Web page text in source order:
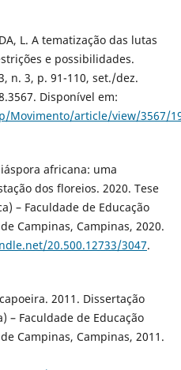
L. A tematização das lutas
e possibilidades.
n. 3, p. 91-110, set./dez.
Disponível em:
Movimento/article/view/3567/
africana: uma
dos floreios. 2020. Tese
– Faculdade de Educação
Campinas, Campinas, 2020.
20.500.12733/3047.
2011. Dissertação
– Faculdade de Educação
Campinas, Campinas, 2011.